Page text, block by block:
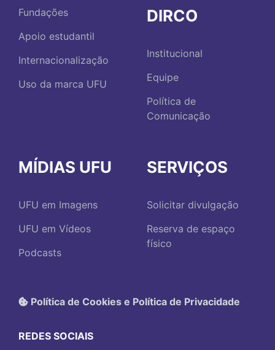
Fundações
Apoio estudantil
Internacionalização
Uso da marca UFU
DIRCO
Institucional
Equipe
Política de
Comunicação
MÍDIAS UFU
UFU em Imagens
UFU em Vídeos
Podcasts
SERVIÇOS
Solicitar divulgação
Reserva de espaço
físico
Política de Cookies e Política de Privacidade
REDES SOCIAIS